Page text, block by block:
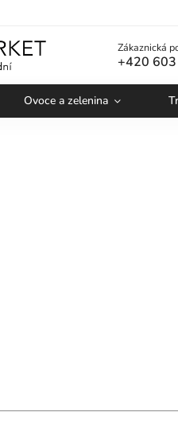
Zákaznická
+420
Ovoce a zelenina